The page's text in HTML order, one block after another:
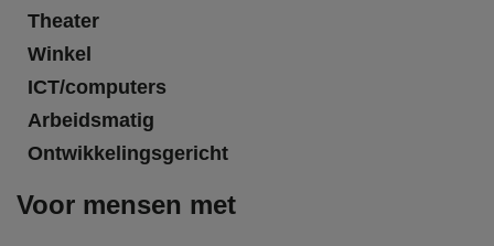
Theater
Winkel
ICT/computers
Arbeidsmatig
Ontwikkelingsgericht
Voor mensen met